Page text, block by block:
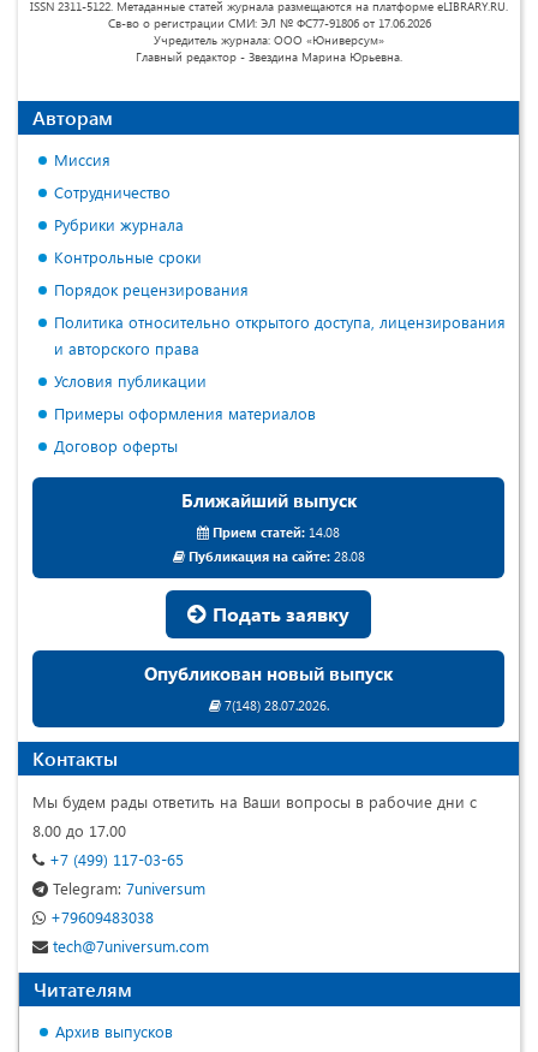
ISSN 2311-5122. Метаданные статей журнала размещаются на платформе eLIBRARY.RU.
Св-во о регистрации СМИ: ЭЛ № ФС77-91806 от 17.06.2026
Учредитель журнала: ООО «Юниверсум»
Главный редактор - Звездина Марина Юрьевна.
Авторам
Миссия
Сотрудничество
Рубрики журнала
Контрольные сроки
Порядок рецензирования
Политика относительно открытого доступа, лицензирования
и авторского права
Условия публикации
Примеры оформления материалов
Договор оферты
Ближайший выпуск
Прием статей: 14.08
Публикация на сайте:28.08
Подать заявку
Опубликован новый выпуск
7(148) 28.07.2026.
Контакты
Мы будем рады ответить на Ваши вопросы в рабочие дни с
8.00 до 17.00
+7 (499) 117-03-65
Telegram: 7universum
+79609483038
tech@7universum.com
Читателям
Архив выпусков